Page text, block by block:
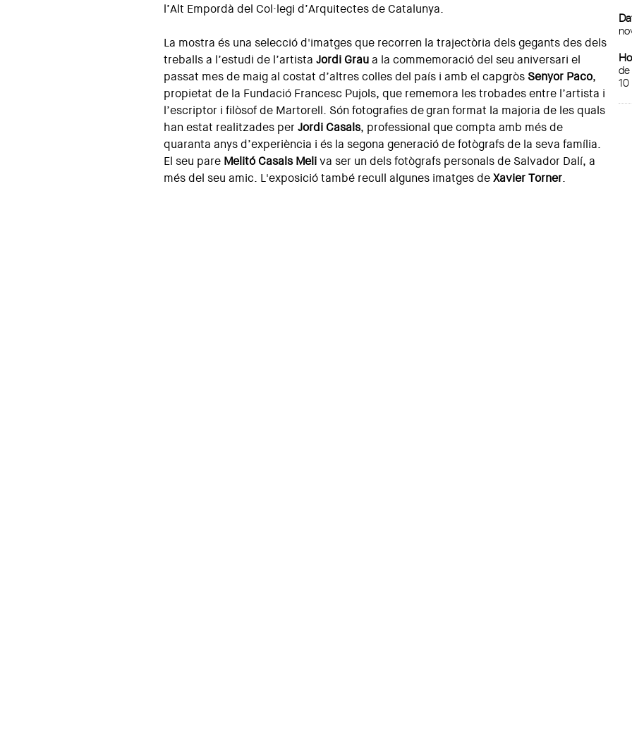
l’Alt Empordà del Col·legi d’Arquitectes de Catalunya.
La mostra és una selecció d'imatges que recorren la trajectòria dels gegants des dels
treballs a l’estudi de l’artistaJordi Graua la commemoració del seu aniversari el
passat mes de maig al costat d’altres colles del país i amb el capgròs Senyor Paco,
propietat de la Fundació Francesc Pujols, que rememora les trobades entre l’artista i
l’escriptor i filòsof de Martorell. Són fotografies de gran format la majoria de les quals
han estat realitzades perJordi Casals, professional que compta amb més de
quaranta anys d’experiència i és la segona generació de fotògrafs de la seva família.
El seu pare Melitó Casals Meliva ser un dels fotògrafs personals de Salvador Dalí, a
més del seu amic. L'exposició també recull algunes imatges deXavier Torner.